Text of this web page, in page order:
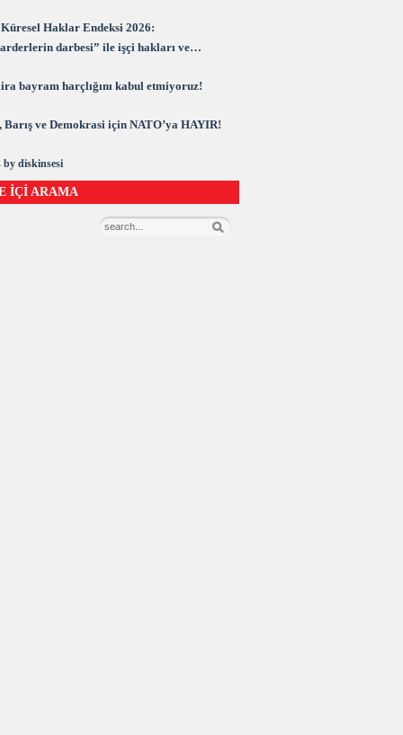
Haklar Endeksi 2026:
darbesi” ile işçi hakları ve
bayram harçlığını kabul etmiyoruz!
Barış ve Demokrasi için NATO’ya HAYIR!
by diskinsesi
İÇİ ARAMA